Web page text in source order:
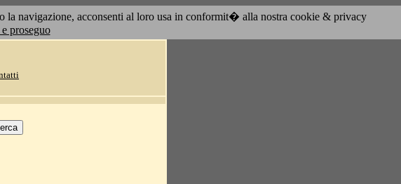
la navigazione, acconsenti al loro usa in conformit� alla nostra cookie & privacy
proseguo